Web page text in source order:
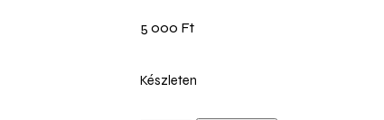
5 000 Ft
Készleten